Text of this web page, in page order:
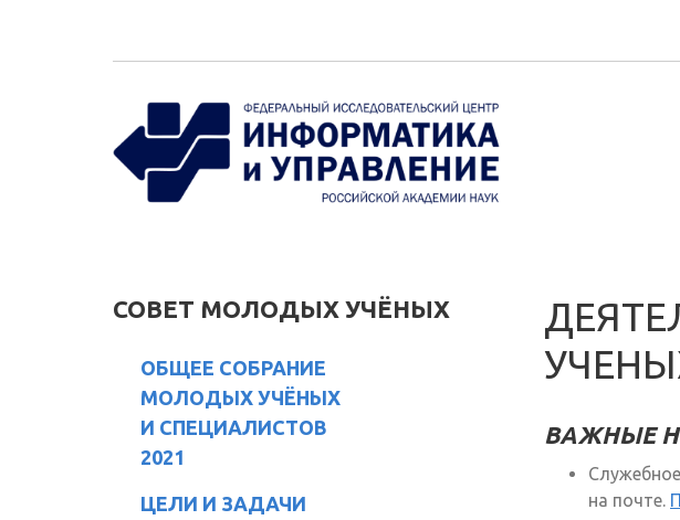
СОВЕТ МОЛОДЫХ УЧЁНЫХ
ОБЩЕЕ СОБРАНИЕ
МОЛОДЫХ УЧЁНЫХ
И СПЕЦИАЛИСТОВ
2021
ЦЕЛИ И ЗАДАЧИ
ВАЖНЫЕ
на почте.